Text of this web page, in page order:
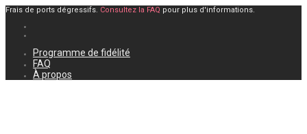
Frais de ports dégressifs. Consultez la FAQ pour plus d'informations.
Programme de fidélité
FAQ
À propos